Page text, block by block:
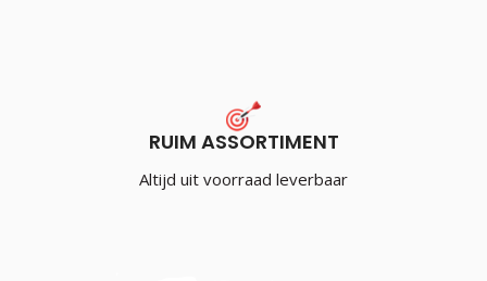
RUIM ASSORTIMENT
Altijd uit voorraad leverbaar